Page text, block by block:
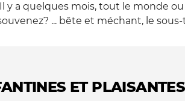
y a quelques mois, tout le monde
... bête et méchant, le sous-
ET